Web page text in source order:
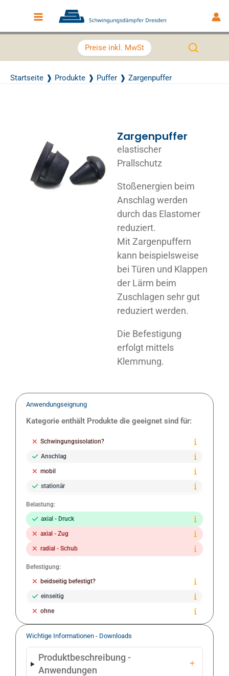
Main Menu
Preise inkl. MwSt
Startseite Produkte Puffer Zargenpuffer
Zargenpuffer
elastischer
Prallschutz
Stoßenergien beim
Anschlag werden
durch das Elastomer
reduziert.
Mit Zargenpuffern
kann beispielsweise
bei Türen und Klappen
der Lärm beim
Zuschlagen sehr gut
reduziert werden.
Die Befestigung
erfolgt mittels
Klemmung.
Anwendungseignung
Kategorie enthält Produkte die geeignet sind für:
Schwingungsisolation?
Anschlag
mobil
stationär
Belastung:
axial - Druck
axial - Zug
radial - Schub
Befestigung:
beidseitig befestigt?
einseitig
ohne
Wichtige Informationen - Downloads
Produktbeschreibung -
Anwendungen